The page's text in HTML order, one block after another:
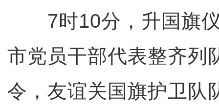
7时10分，升国旗仪
市党员干部代表整齐列
令，友谊关国旗护卫队